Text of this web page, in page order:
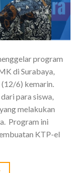
program
di Surabaya,
6) kemarin.
para siswa,
melakukan
Program ini
KTP-el